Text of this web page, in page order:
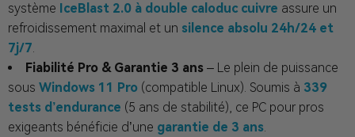
système IceBlast 2.0 à double caloduc cuivre assure un
refroidissement maximal et un silence absolu 24h/24 et
7j/7.
Fiabilité Pro & Garantie 3 ans – Le plein de puissance
sous Windows 11 Pro (compatible Linux). Soumis à 339
tests d’endurance (5 ans de stabilité), ce PC pour pros
exigeants bénéficie d’une garantie de 3 ans.